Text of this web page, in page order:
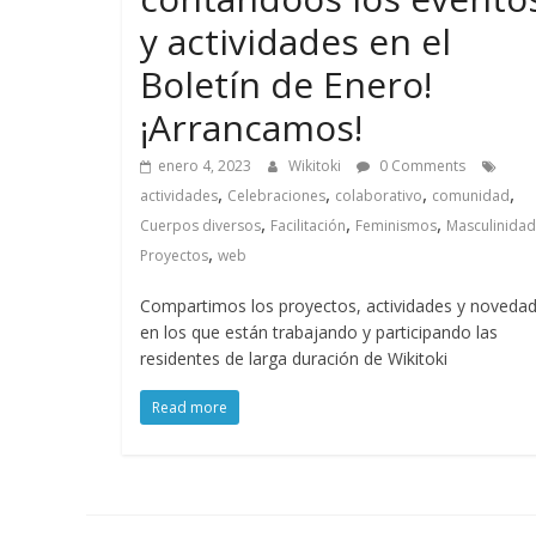
y actividades en el
Boletín de Enero!
¡Arrancamos!
enero 4, 2023 Wikitoki
0 Comments
actividades, Celebraciones, colaborativo, comunidad,
Cuerpos diversos, Facilitación, Feminismos,
Proyectos, web
Compartimos los proyectos, actividades y
en los que están trabajando y participando las
residentes de larga duración de Wikitoki
Read more